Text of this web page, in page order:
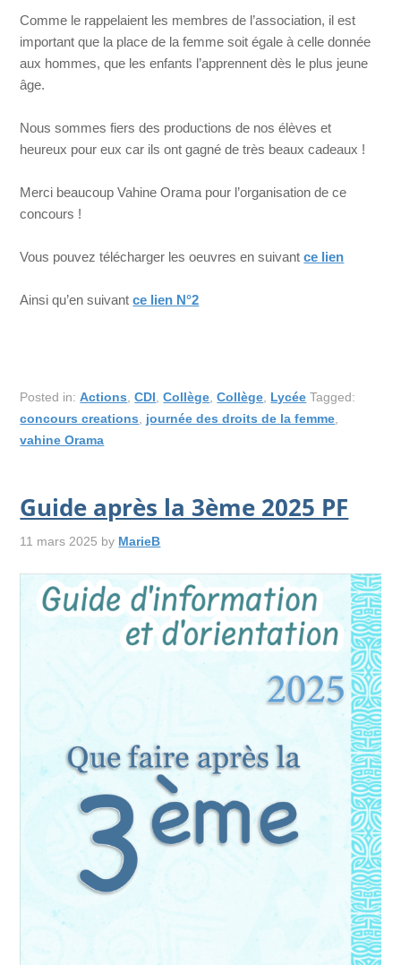
Comme le rappelaient les membres de l’association, il est
important que la place de la femme soit égale à celle donnée
aux hommes, que les enfants l’apprennent dès le plus jeune
âge.
Nous sommes fiers des productions de nos élèves et
heureux pour eux car ils ont gagné de très beaux cadeaux !
Merci beaucoup Vahine Orama pour l’organisation de ce
concours !
Vous pouvez télécharger les oeuvres en suivantce lien
Ainsi qu’en suivantce lien N°2
Posted in:Actions ,CDI ,Collège ,Collège Lycée Tagged:
concours creations
journée des droits de la femme
vahine Orama
Guide après la 3ème 2025 PF
11 mars 2025 by MarieB